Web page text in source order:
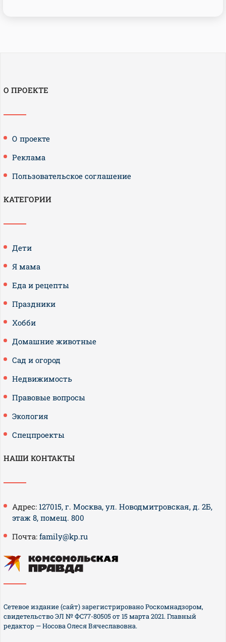
О ПРОЕКТЕ
О проекте
Реклама
Пользовательское соглашение
КАТЕГОРИИ
Дети
Я мама
Еда и рецепты
Праздники
Хобби
Домашние животные
Сад и огород
Недвижимость
Правовые вопросы
Экология
Спецпроекты
НАШИ КОНТАКТЫ
Адрес: 127015, г. Москва, ул. Новодмитровская, д. 2Б,
этаж 8, помещ. 800
Почта: family@kp.ru
Сетевое издание (сайт) зарегистрировано Роскомнадзором,
свидетельство ЭЛ № ФС77-80505 от 15 марта 2021. Главный
редактор — Носова Олеся Вячеславовна.